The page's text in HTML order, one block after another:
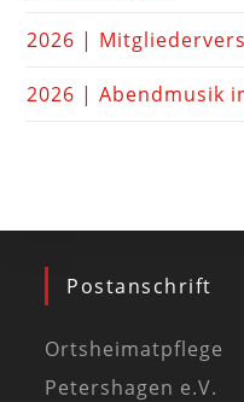
2026 |
2026 | Abendmusik
Postanschrift
Ortsheimatpflege
Petershagen e.V.